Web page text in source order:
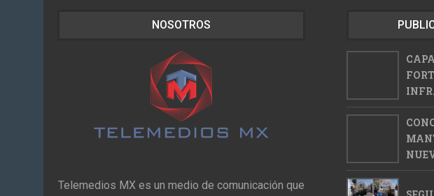
NOSOTROS
Telemedios MX es un medio de comunicación que